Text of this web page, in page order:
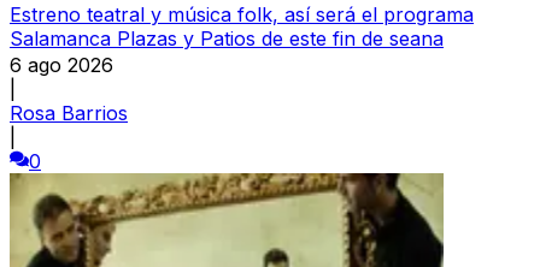
Estreno teatral y música folk, así será el programa
Salamanca Plazas y Patios de este fin de seana
6 ago 2026
Rosa Barrios
0